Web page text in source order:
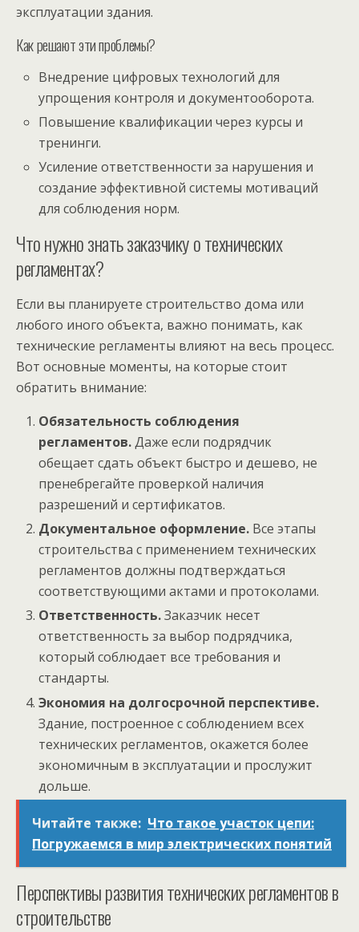
эксплуатации здания.
Как решают эти проблемы?
Внедрение цифровых технологий для
упрощения контроля и документооборота.
Повышение квалификации через курсы и
тренинги.
Усиление ответственности за нарушения и
создание эффективной системы мотиваций
для соблюдения норм.
Что нужно знать заказчику о технических
регламентах?
Если вы планируете строительство дома или
любого иного объекта, важно понимать, как
технические регламенты влияют на весь процесс.
Вот основные моменты, на которые стоит
обратить внимание:
Обязательность соблюдения
регламентов.Даже если подрядчик
обещает сдать объект быстро и дешево, не
пренебрегайте проверкой наличия
разрешений и сертификатов.
Документальное оформление. Все этапы
строительства с применением технических
регламентов должны подтверждаться
соответствующими актами и протоколами.
Ответственность.Заказчик несет
ответственность за выбор подрядчика,
который соблюдает все требования и
стандарты.
Экономия на долгосрочной перспективе.
Здание, построенное с соблюдением всех
технических регламентов, окажется более
экономичным в эксплуатации и прослужит
дольше.
Читайте также: Что такое участок цепи:
Погружаемся в мир электрических понятий
Перспективы развития технических регламентов в
строительстве